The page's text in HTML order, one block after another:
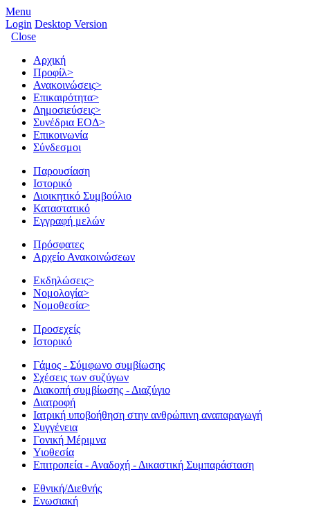
Menu
Login Desktop Version
Close
Αρχική
Προφίλ>
Ανακοινώσεις>
Επικαιρότητα>
Δημοσιεύσεις>
Συνέδρια ΕΟΔ>
Επικοινωνία
Σύνδεσμοι
Παρουσίαση
Ιστορικό
Διοικητικό Συμβούλιο
Καταστατικό
Εγγραφή μελών
Πρόσφατες
Αρχείο Ανακοινώσεων
Εκδηλώσεις>
Νομολογία>
Νομοθεσία>
Προσεχείς
Ιστορικό
Γάμος - Σύμφωνο συμβίωσης
Σχέσεις των συζύγων
Διακοπή συμβίωσης - Διαζύγιο
Διατροφή
Ιατρική υποβοήθηση στην ανθρώπινη αναπαραγωγή
Συγγένεια
Γονική Μέριμνα
Υιοθεσία
Επιτροπεία - Αναδοχή - Δικαστική Συμπαράσταση
Εθνική/Διεθνής
Ενωσιακή